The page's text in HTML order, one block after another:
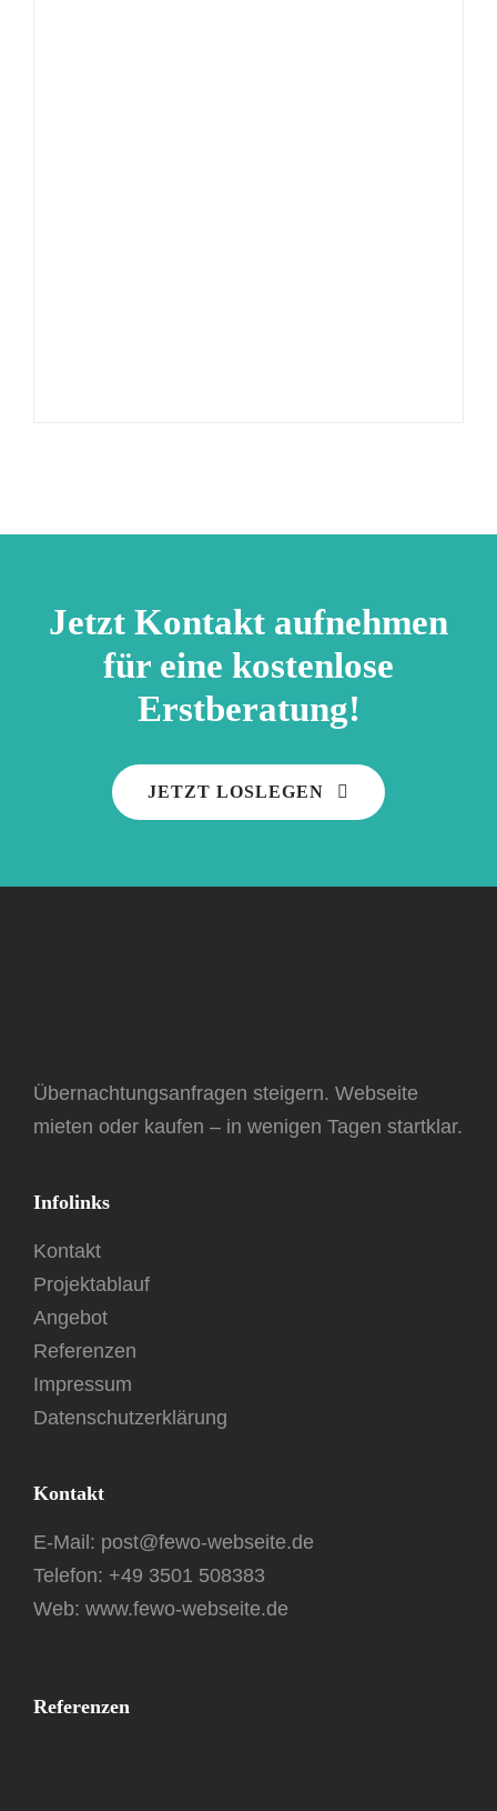
Jetzt Kontakt aufnehmen
für eine kostenlose
Erstberatung!
JETZT LOSLEGEN
Übernachtungsanfragen steigern. Webseite
mieten oder kaufen – in wenigen Tagen startklar.
Infolinks
Kontakt
Projektablauf
Angebot
Referenzen
Impressum
Datenschutzerklärung
Referenzen
Kontakt
E-Mail: post@fewo-webseite.de
Telefon: +49 3501 508383
Web: www.fewo-webseite.de